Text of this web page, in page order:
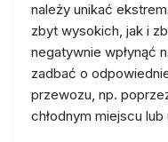
należy unikać
zbyt wysokich, jak i
negatywnie wpłynąć
zadbać o
przewozu, np.
chłodnym miejscu